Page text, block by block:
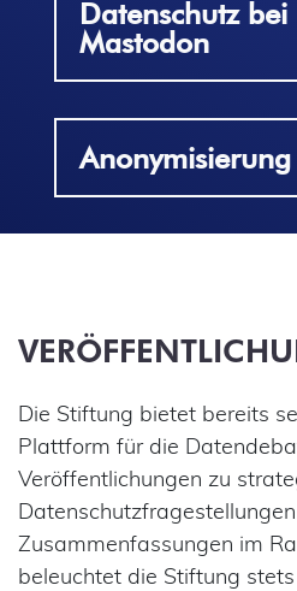
Datenschutz bei
Mastodon
Die Stiftung bietet bereits
Plattform für die
Veröffentlichungen zu
Zusammenfassungen im
beleuchtet die Stiftung